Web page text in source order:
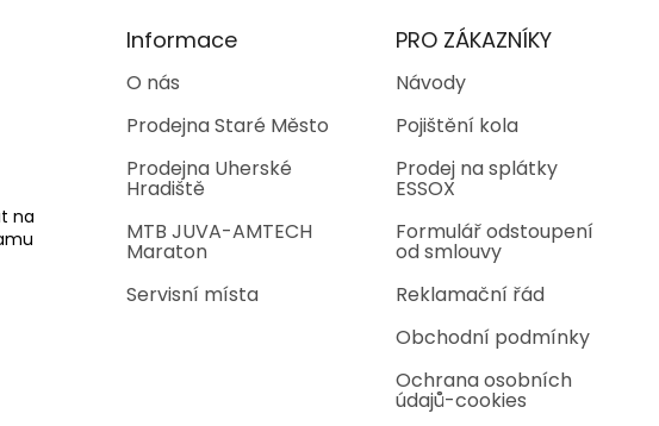
na
Informace
O nás
Prodejna Staré Město
Prodejna Uherské
Hradiště
MTB JUVA-AMTECH
Maraton
Servisní místa
PRO ZÁKAZNÍKY
Návody
Pojištění kola
Prodej na splátky
ESSOX
Formulář odstoupení
od smlouvy
Reklamační řád
Obchodní podmínky
Ochrana osobních
údajů-cookies